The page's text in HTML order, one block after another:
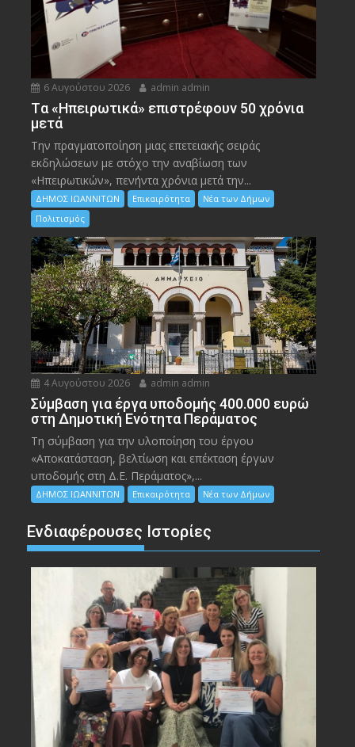
6 Αυγούστου 2026 admin admin
Tα «Ηπειρωτικά» επιστρέφουν 50 χρόνια
μετά
Την πραγματοποίηση μιας επετειακής σειράς
εκδηλώσεων με στόχο την αναβίωση των
«Ηπειρωτικών», πενήντα χρόνια μετά την...
ΔΗΜΟΣ ΙΩΑΝΝΙΤΩΝ Επικαιρότητα
Νέα των Δήμων
Πολιτισμός
4 Αυγούστου 2026 admin admin
Σύμβαση για έργα υποδομής 400.000 ευρώ
στη Δημοτική Ενότητα Περάματος
Τη σύμβαση για την υλοποίηση του έργου
«Αποκατάσταση, βελτίωση και επέκταση έργων
υποδομής στη Δ.Ε. Περάματος»,...
ΔΗΜΟΣ ΙΩΑΝΝΙΤΩΝ Επικαιρότητα Νέα των Δήμων
Ενδιαφέρουσες Ιστορίες